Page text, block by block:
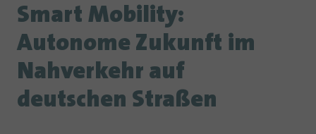
Smart Mobility:
Autonome Zukunft im
Nahverkehr auf
deutschen Straßen